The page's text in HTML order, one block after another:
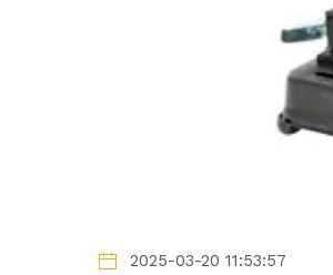
2025-03-20 11:53:57